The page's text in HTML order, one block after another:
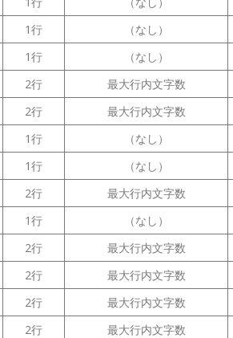
1行 （なし）
1行 （なし）
2行 最大行内文字数
2行 最大行内文字数
1行 （なし）
1行 （なし）
2行 最大行内文字数
1行 （なし）
2行 最大行内文字数
2行 最大行内文字数
2行 最大行内文字数
2行 最大行内文字数